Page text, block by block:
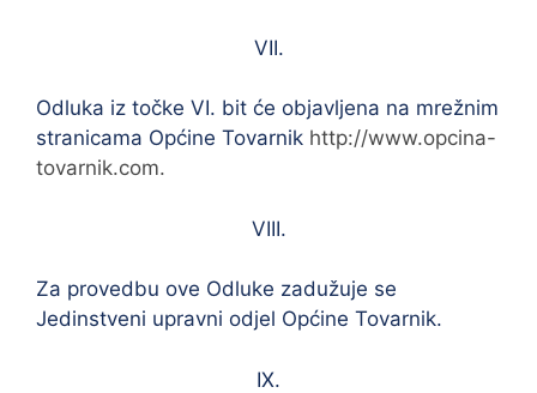
VII.
Odluka iz točke VI. bit će objavljena na mrežnim
stranicama Općine Tovarnik http://www.opcina-
tovarnik.com.
VIII.
Za provedbu ove Odluke zadužuje se
Jedinstveni upravni odjel Općine Tovarnik.
IX.